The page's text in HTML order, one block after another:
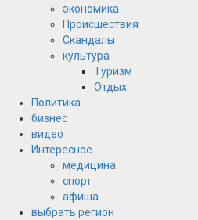
экономика
Происшествия
Скандалы
культура
Туризм
Отдых
Политика
бизнес
видео
Интересное
медицина
спорт
афиша
выбрать регион